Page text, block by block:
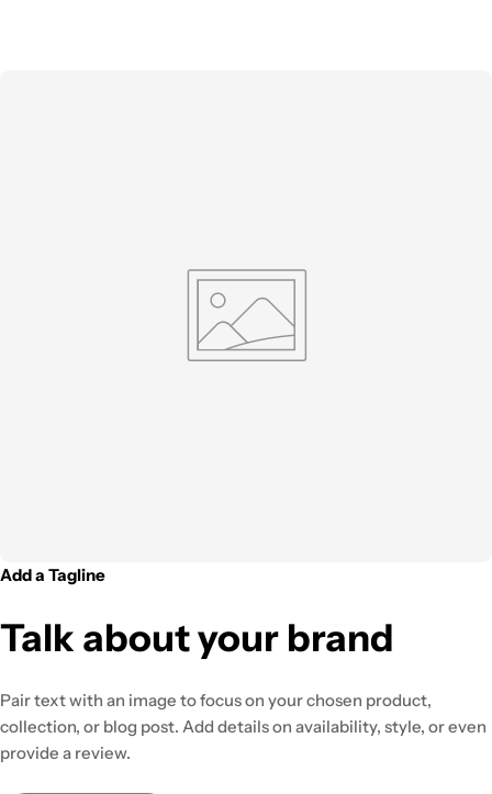
Add a Tagline
Talk about your brand
Pair text with an image to focus on your chosen product,
collection, or blog post. Add details on availability, style, or even
provide a review.